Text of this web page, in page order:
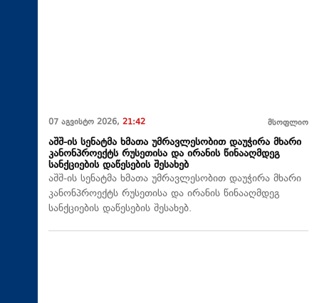
07 აგვისტო 2026, 21:42 მსოფლიო
აშშ-ის სენატმა ხმათა უმრავლესობით დაუჭირა მხარი
კანონპროექტს რუსეთისა და ირანის წინააღმდეგ
სანქციების დაწესების შესახებ
აშშ-ის სენატმა ხმათა უმრავლესობით დაუჭირა მხარი
კანონპროექტს რუსეთისა და ირანის წინააღმდეგ
სანქციების დაწესების შესახებ.